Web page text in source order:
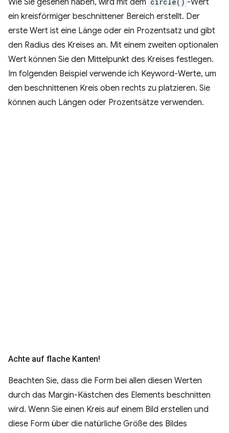
Wie Sie gesehen haben, wird mit dem
-Wert
ein kreisförmiger beschnittener Bereich erstellt. Der
erste Wert ist eine Länge oder ein Prozentsatz und gibt
den Radius des Kreises an. Mit einem zweiten optionalen
Wert können Sie den Mittelpunkt des Kreises festlegen.
Im folgenden Beispiel verwende ich Keyword-Werte, um
den beschnittenen Kreis oben rechts zu platzieren. Sie
können auch Längen oder Prozentsätze verwenden.
Achte auf flache Kanten!
Beachten Sie, dass die Form bei allen diesen Werten
durch das Margin-Kästchen des Elements beschnitten
wird. Wenn Sie einen Kreis auf einem Bild erstellen und
diese Form über die natürliche Größe des Bildes